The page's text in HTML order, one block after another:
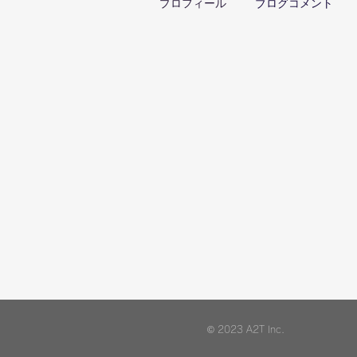
プロフィール ブログコメント
© 2023 A2T Inc.